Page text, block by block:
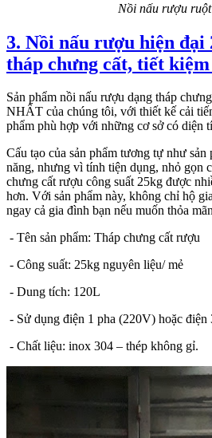
Nồi nấu rượu
3. Nồi nấu rượu hiện đại
tháp chưng cất, tiết
Sản phẩm nồi nấu rượu dạng tháp
NHẤT của chúng tôi, với thiết kế cải
phẩm phù hợp với những cơ sở có diện
Cấu tạo của sản phẩm tương tự như
năng, nhưng vì tính tiện dụng, nhỏ gọn
chưng cất rượu công suất 25kg được
hơn. Với sản phẩm này, không chỉ hộ
ngay cả gia đình bạn nếu muốn thỏa
- Tên sản phẩm: Tháp chưng cất rượu
- Công suất: 25kg nguyên liệu/ mẻ
- Dung tích: 120L
- Sử dụng điện 1 pha (220V) hoặc điện
- Chất liệu: inox 304 – thép không gỉ.